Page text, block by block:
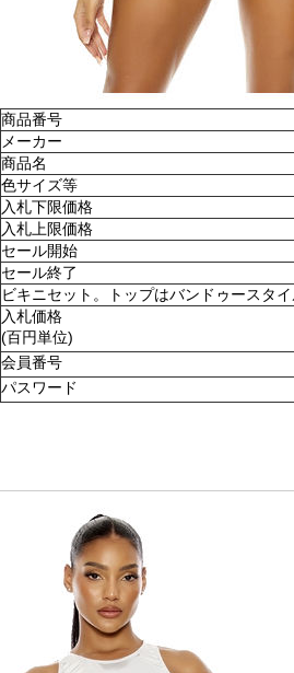
商品番号
メーカー
商品名
色サイズ等
入札下限価格
入札上限価格
セール開始
セール終了
ビキニセット。トップはバンドゥースタ
入札価格
(百円単位)
会員番号
パスワード